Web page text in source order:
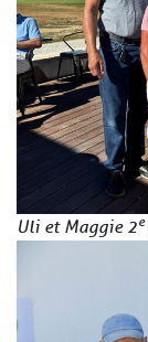
Uli et Maggie 2e